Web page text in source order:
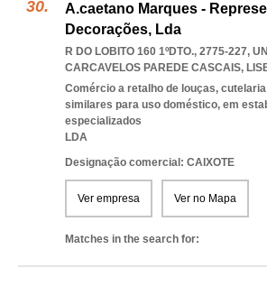
A.caetano Marques -
Decorações, Lda
R DO LOBITO 160 1ºDTO., 2775-227,
CARCAVELOS PAREDE CASCAIS,
Comércio a retalho de louças,
similares para uso doméstico, em
especializados
LDA
Designação comercial: CAIXOTE
Ver empresa Ver no Mapa
Matches in the search for: